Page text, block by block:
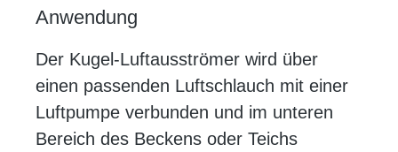
Anwendung
Der Kugel-Luftausströmer wird über
einen passenden Luftschlauch mit einer
Luftpumpe verbunden und im unteren
Bereich des Beckens oder Teichs